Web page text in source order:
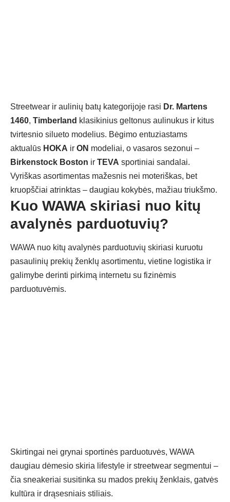
Streetwear ir aulinių batų kategorijoje rasi Dr. Martens
1460, Timberland klasikinius geltonus aulinukus ir kitus
tvirtesnio silueto modelius. Bėgimo entuziastams
aktualūs HOKA ir ON modeliai, o vasaros sezonui –
Birkenstock Boston ir TEVA sportiniai sandalai.
Vyriškas asortimentas mažesnis nei moteriškas, bet
kruopščiai atrinktas – daugiau kokybės, mažiau triukšmo.
Kuo WAWA skiriasi nuo kitų
avalynės parduotuvių?
WAWA nuo kitų avalynės parduotuvių skiriasi kuruotu
pasaulinių prekių ženklų asortimentu, vietine logistika ir
galimybe derinti pirkimą internetu su fizinėmis
parduotuvėmis.
Skirtingai nei grynai sportinės parduotuvės, WAWA
daugiau dėmesio skiria lifestyle ir streetwear segmentui –
čia sneakeriai susitinka su mados prekių ženklais, gatvės
kultūra ir drąsesniais stiliais.